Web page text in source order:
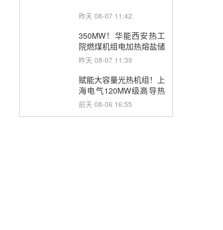
昨天 08-07 11:42
350MW！华能西安热工
院燃煤机组电加热熔盐储
能提升机组灵活性改造项
务采购
昨天 08-07 11:39
赋能大容量光热机组！上
海电气120MW级高导热
空冷发电机通过型式试验
前天 08-06 16:55